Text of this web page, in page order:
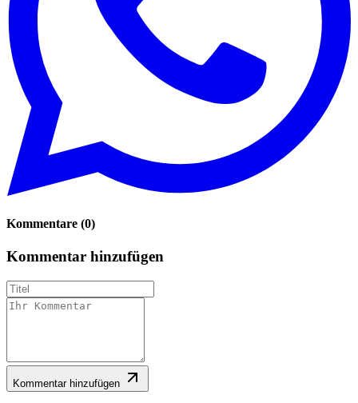
Kommentare (0)
Kommentar hinzufügen
Kommentar hinzufügen